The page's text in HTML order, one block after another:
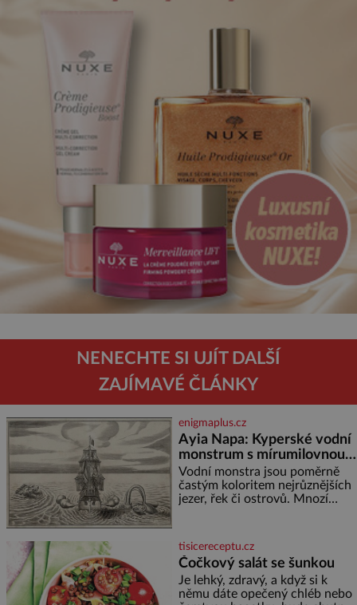
NENECHTE SI UJÍT DALŠÍ
ZAJÍMAVÉ ČLÁNKY
enigmaplus.cz
Ayia Napa: Kyperské vodní
monstrum s mírumilovnou
povahou
Vodní monstra jsou poměrně
častým koloritem nejrůznějších
jezer, řek či ostrovů. Mnozí
přitáhnout k němu pozornost
záhadám nakloněných turi
tisicereceptu.cz
Čočkový salát se šunkou
Je lehký, zdravý, a když si k
němu dáte opečený chléb nebo